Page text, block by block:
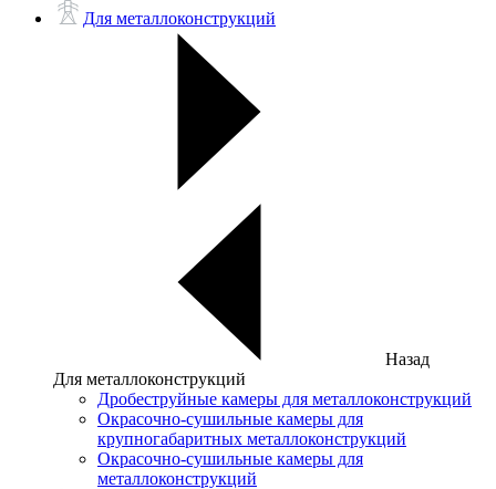
Для металлоконструкций
Назад
Для металлоконструкций
Дробеструйные камеры для металлоконструкций
Окрасочно-сушильные камеры для
крупногабаритных металлоконструкций
Окрасочно-сушильные камеры для
металлоконструкций